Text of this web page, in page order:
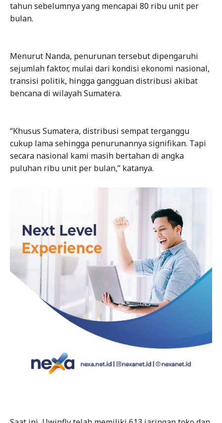
tahun sebelumnya yang mencapai 80 ribu unit per
bulan.
Menurut Nanda, penurunan tersebut dipengaruhi
sejumlah faktor, mulai dari kondisi ekonomi nasional,
transisi politik, hingga gangguan distribusi akibat
bencana di wilayah Sumatera.
“Khusus Sumatera, distribusi sempat terganggu
cukup lama sehingga penurunannya signifikan. Tapi
secara nasional kami masih bertahan di angka
puluhan ribu unit per bulan,” katanya.